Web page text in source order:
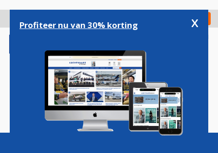
gaan
Check in
Magazine Podcasts Vacatures
Profiteer nu van 30% korting x